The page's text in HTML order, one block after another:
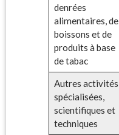
denrées
alimentaires, de
boissons et de
produits à base
de tabac
Autres activités
spécialisées,
scientifiques et
techniques